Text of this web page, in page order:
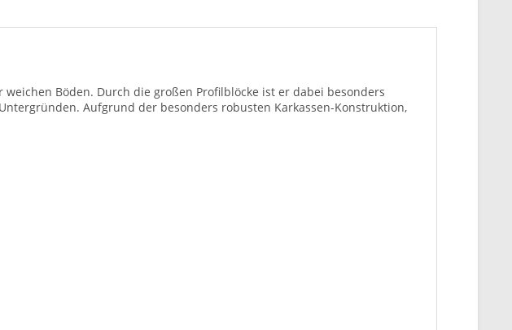
Böden. Durch die großen Profilblöcke ist er dabei besonders
Aufgrund der besonders robusten Karkassen-Konstruktion,